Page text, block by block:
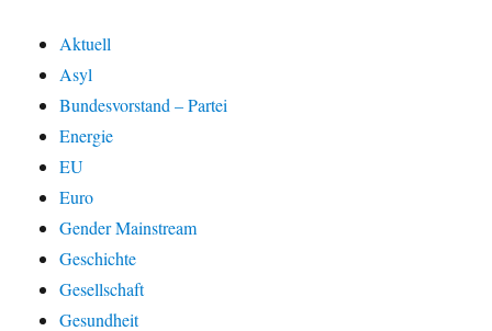
Aktuell
Asyl
Bundesvorstand – Partei
Energie
EU
Euro
Gender Mainstream
Geschichte
Gesellschaft
Gesundheit